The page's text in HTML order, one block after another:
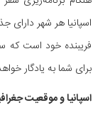
اسپانیا هر شهر
فریبنده خود است که
برای شما به یادگار
اسپانیا و موقعیت